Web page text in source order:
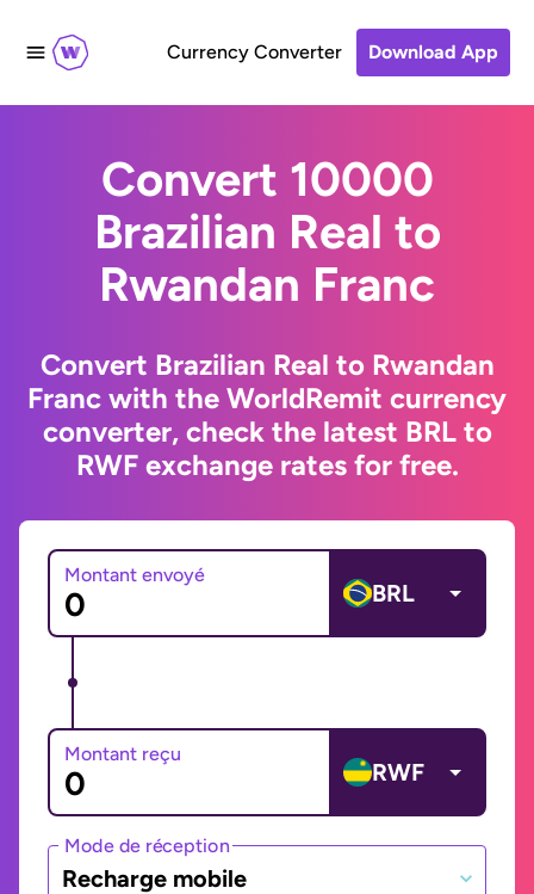
Currency Converter Download App
Convert 10000
Brazilian Real to
Rwandan Franc
Convert Brazilian Real to Rwandan
Franc with the WorldRemit currency
converter, check the latest BRL to
RWF exchange rates for free.
Montant envoyé
BRL
Montant reçu
RWF
Mode de réception
Recharge mobile